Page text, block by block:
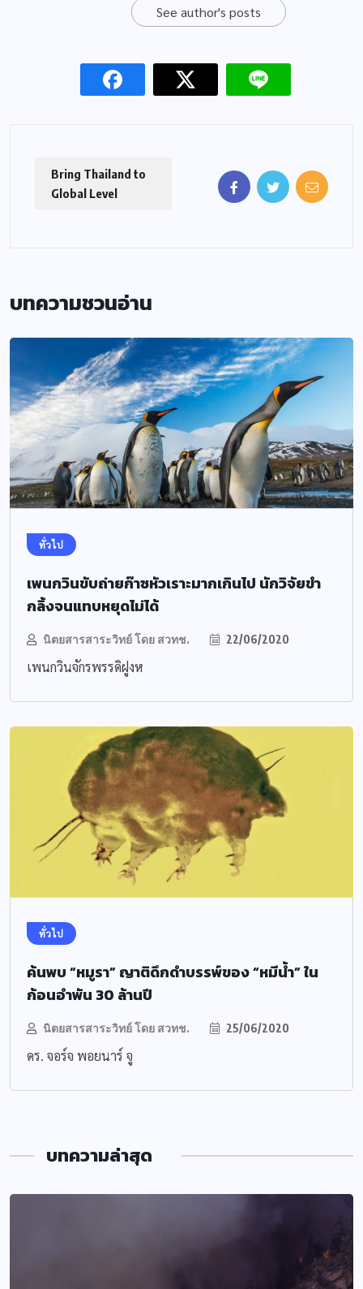
See author's posts
Bring Thailand to
Global Level
บทความชวนอ่าน
ทั่วไป
เพนกวินขับถ่ายก๊าซหัวเราะมากเกินไป นักวิจัยขำ
กลิ้งจนแทบหยุดไม่ได้
นิตยสารสาระวิทย์ โดย สวทช. 22/06/2020
เพนกวินจักรพรรดิฝูงห
ทั่วไป
ค้นพบ “หมูรา” ญาติดึกดำบรรพ์ของ “หมีน้ำ” ใน
ก้อนอำพัน 30 ล้านปี
นิตยสารสาระวิทย์ โดย สวทช. 25/06/2020
ดร. จอร์จ พอยนาร์ จู
บทความล่าสุด